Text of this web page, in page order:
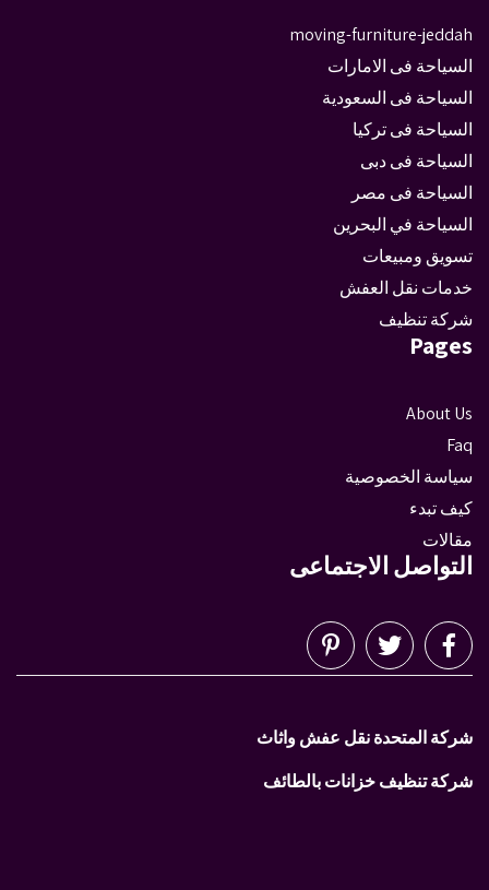
moving-furniture-jeddah
السياحة فى الامارات
السياحة فى السعودية
السياحة فى تركيا
السياحة فى دبى
السياحة فى مصر
السياحة في البحرين
تسويق ومبيعات
خدمات نقل العفش
شركة تنظيف
Pages
About Us
Faq
سياسة الخصوصية
كيف تبدء
مقالات
التواصل الاجتماعى
شركة المتحدة نقل عفش واثاث
شركة تنظيف خزانات بالطائف